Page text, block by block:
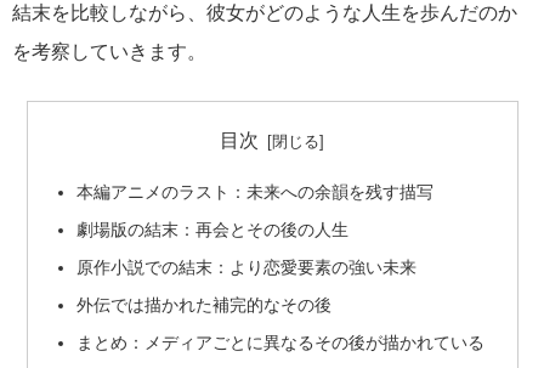
結末を比較しながら、彼女がどのような人生を歩んだのか
を考察していきます。
目次
本編アニメのラスト：未来への余韻を残す描写
劇場版の結末：再会とその後の人生
原作小説での結末：より恋愛要素の強い未来
外伝では描かれた補完的なその後
まとめ：メディアごとに異なるその後が描かれている